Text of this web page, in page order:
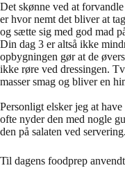
Det skønne ved at
er hvor nemt det bliver at
og sætte sig med god mad
Din dag 3 er altså ikke
opbygningen gør at de
ikke røre ved dressingen.
masser smag og bliver en
Personligt elsker jeg at
ofte nyder den med nogle
den på salaten ved servering.
Til dagens foodprep